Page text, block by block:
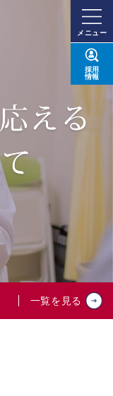
メニュー
採用
情報
一覧を見る